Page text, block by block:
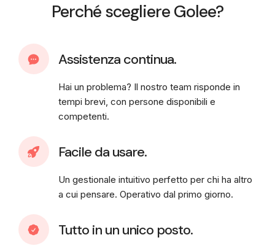
Perché scegliere Golee?
Assistenza continua.
Hai un problema? Il nostro team risponde in
tempi brevi, con persone disponibili e
competenti.
Facile da usare.
Un gestionale intuitivo perfetto per chi ha altro
a cui pensare. Operativo dal primo giorno.
Tutto in un unico posto.